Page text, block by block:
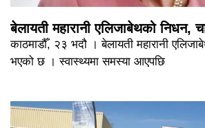
बेलायती महारानी एलिजाबेथको निधन,
काठमाडौँ, २३ भदौ । बेलायती महारानी
भएको छ । स्वास्थ्यमा समस्या आएपछि